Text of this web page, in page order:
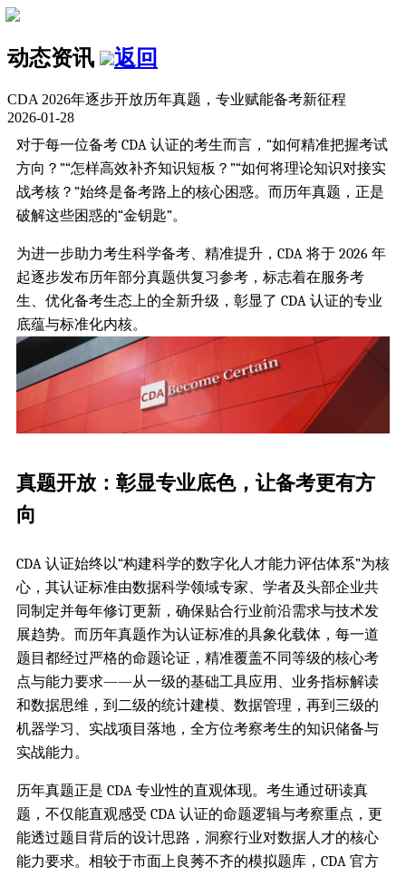
动态资讯 返回
CDA 2026年逐步开放历年真题，专业赋能备考新征程
2026-01-28
对于每一位备考 CDA 认证的考生而言，“如何精准把握考试
方向？”“怎样高效补齐知识短板？”“如何将理论知识对接实
战考核？”始终是备考路上的核心困惑。而历年真题，正是
破解这些困惑的“金钥匙”。
为进一步助力考生科学备考、精准提升，CDA 将于 2026 年
起逐步发布历年部分真题供复习参考，标志着在服务考
生、优化备考生态上的全新升级，彰显了 CDA 认证的专业
底蕴与标准化内核。
真题开放：彰显专业底色，让备考更有方
向
CDA 认证始终以“构建科学的数字化人才能力评估体系”为核
心，其认证标准由数据科学领域专家、学者及头部企业共
同制定并每年修订更新，确保贴合行业前沿需求与技术发
展趋势。而历年真题作为认证标准的具象化载体，每一道
题目都经过严格的命题论证，精准覆盖不同等级的核心考
点与能力要求——从一级的基础工具应用、业务指标解读
和数据思维，到二级的统计建模、数据管理，再到三级的
机器学习、实战项目落地，全方位考察考生的知识储备与
实战能力。
历年真题正是 CDA 专业性的直观体现。考生通过研读真
题，不仅能直观感受 CDA 认证的命题逻辑与考察重点，更
能透过题目背后的设计思路，洞察行业对数据人才的核心
能力要求。相较于市面上良莠不齐的模拟题库，CDA 官方